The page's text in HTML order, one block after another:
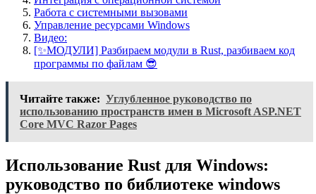
Работа с системными вызовами
Управление ресурсами Windows
Видео:
[✨МОДУЛИ] Разбираем модули в Rust, разбиваем код
программы по файлам 😎
Читайте также: Углубленное руководство по
использованию пространств имен в Microsoft ASP.NET
Core MVC Razor Pages
Использование Rust для Windows:
руководство по библиотеке windows